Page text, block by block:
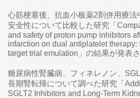
心筋梗塞後、抗血小板薬2剤併用療法
安全性について比較した研究「
and safety of proton pump inhibitors
infarction on dual antiplatelet therapy:
target trial emulation」の結果が発表さ
糖尿病性腎臓病、フィネレノン、
長期腎転帰について調べた研究「
SGLT2 Inhibitors and Long-Term